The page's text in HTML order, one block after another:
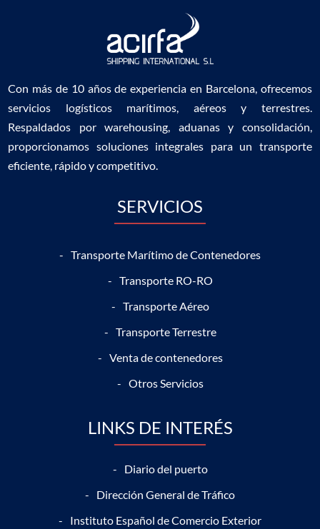
Con más de 10 años de experiencia en Barcelona, ofrecemos
servicios logísticos marítimos, aéreos y terrestres.
Respaldados por warehousing, aduanas y consolidación,
proporcionamos soluciones integrales para un transporte
eficiente, rápido y competitivo.
SERVICIOS
Transporte Marítimo de Contenedores
Transporte RO-RO
Transporte Aéreo
Transporte Terrestre
Venta de contenedores
Otros Servicios
LINKS DE INTERÉS
Diario del puerto
Dirección General de Tráfico
Instituto Español de Comercio Exterior